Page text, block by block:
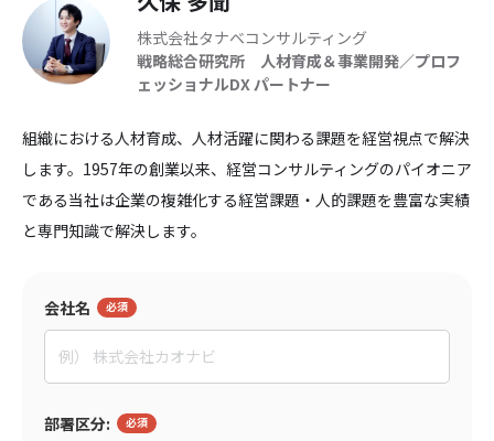
株式会社タナベコンサルティング
戦略総合研究所 人材育成＆事業開発／プロフ
ェッショナルDXパートナー
組織における人材育成、人材活躍に関わる課題を経営視点で解決
します。1957年の創業以来、経営コンサルティングのパイオニア
である当社は企業の複雑化する経営課題・人的課題を豊富な実績
と専門知識で解決します。
会社名
部署区分: